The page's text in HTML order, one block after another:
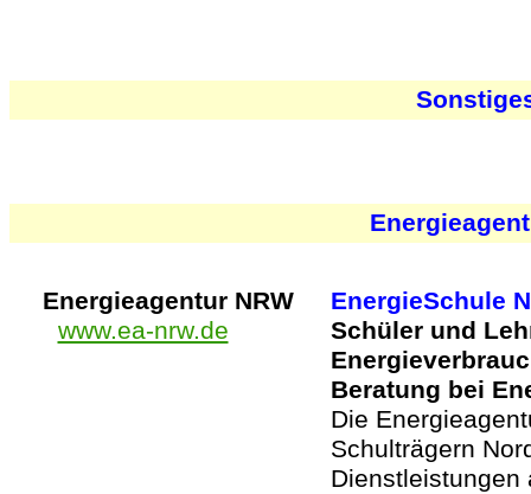
Energieagentur NRW
www.ea-nrw.de
EnergieSchule
Schüler und
Beratung bei
Die
Schulträgern
Dienstleistungen